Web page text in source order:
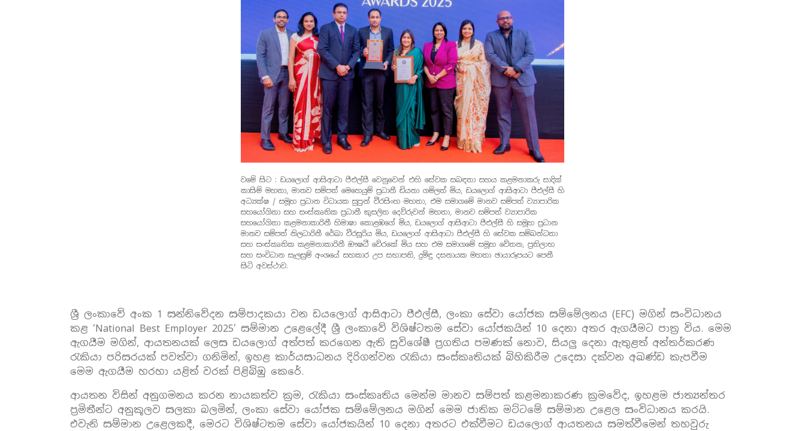
වමේ සිට : ඩයලොග් ආසිආටා පීඑල්සී වෙනුවෙන් එහි සේවක සබඳතා සහය කළමනාකරු සාදික්
කාසිම් මහතා, මානව සම්පත් මෙහෙයුම් ප්‍රධානී ඩියනා ගම්ලත් මිය, ඩයලොග් ආසිආටා පීඑල්සී හි
අධ්‍යක්ෂ / සමූහ ප්‍රධාන විධායක සුපුන් වීරසිංහ මහතා, එම සමාගමේ මානව සම්පත් ව්‍යාපාරික
සහයෝගිතා සහ සංස්කෘතික ප්‍රධානී කුසලිත දෙව්රුවන් මහතා, මානව සම්පත් ව්‍යාපාරික
සහයෝගිතා කළමනාකාරිනී හිමාෂා කොළඹගේ මිය, ඩයලොග් ආසිආටා පීඑල්සී හි සමූහ ප්‍රධාන
මානව සම්පත් නිලධාරිනී රේඛා වීරසූරිය මිය, ඩයලොග් ආසිආටා පීඑල්සී හි සේවක සම්බන්ධතා
සහ සංස්කෘතික කළමනාකාරිනී ඖෂධී වේරකේ මිය සහ එම සමාගමේ සමූහ වේතන, ප්‍රතිලාභ
සහ සංවිධාන සැලසුම් අංශයේ සහකාර උප සභාපති, දුමිඳු දසනායක මහතා ඡායාරූපයට පෙනී
සිටි අවස්ථාව.
ශ්‍රී ලංකාවේ අංක 1 සන්නිවේදන සම්පාදකයා වන ඩයලොග් ආසිආටා පීඑල්සී, ලංකා සේවා යෝජක සම්මේලනය (EFC) මගින් සංවිධානය
කළ ‘National Best Employer 2025’ සම්මාන උළෙලේදී ශ්‍රී ලංකාවේ විශිෂ්ටතම සේවා යෝජකයින් 10 දෙනා අතර ඇගයීමට පාත්‍ර විය. මෙම
ඇගයීම මගින්, ආයතනයක් ලෙස ඩයලොග් අත්පත් කරගෙන ඇති සුවිශේෂී ප්‍රගතිය පමණක් නොව, සියලු දෙනා ඇතුළත් අන්තර්කරණ
රැකියා පරිසරයක් පවත්වා ගනිමින්, ඉහළ කාර්යසාධනය දිරිගන්වන රැකියා සංස්කෘතියක් බිහිකිරීම උදෙසා දක්වන අඛණ්ඩ කැපවීම
මෙම ඇගයීම හරහා යළිත් වරක් පිළිබිඹු කෙරේ.
ආයතන විසින් අනුගමනය කරන නායකත්ව ක්‍රම, රැකියා සංස්කෘතිය මෙන්ම මානව සම්පත් කළමනාකරණ ක්‍රමවේද, ඉහළම ජාත්‍යන්තර
ප්‍රමිතීන්ට අනුකූලව සලකා බලමින්, ලංකා සේවා යෝජක සම්මේලනය මගින් මෙම ජාතික මට්ටමේ සම්මාන උළෙල සංවිධානය කරයි.
එවැනි සම්මාන උළෙලකදී, මෙරට විශිෂ්ටතම සේවා යෝජකයින් 10 දෙනා අතරට එක්වීමට ඩයලොග් ආයතනය සමත්වීමෙන් තහවුරු